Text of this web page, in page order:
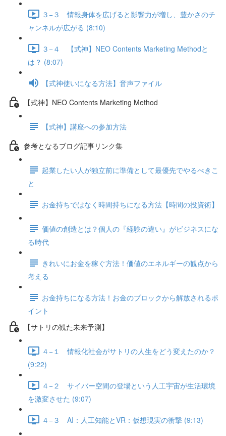
３−３ 情報身体を広げると影響力が増し、豊かさのチ
ャンネルが広がる (8:10)
３−４ 【式神】NEO Contents Marketing Methodと
は？ (8:07)
【式神使いになる方法】音声ファイル
【式神】NEO Contents Marketing Method
【式神】講座への参加方法
参考となるブログ記事リンク集
起業したい人が独立前に準備として最優先でやるべきこ
と
お金持ちではなく時間持ちになる方法【時間の投資術】
価値の創造とは？個人の『経験の違い』がビジネスにな
る時代
きれいにお金を稼ぐ方法！価値のエネルギーの観点から
考える
お金持ちになる方法！お金のブロックから解放されるポ
イント
【サトリの観た未来予測】
４−１ 情報化社会がサトリの人生をどう変えたのか？
(9:22)
４−２ サイバー空間の登場という人工宇宙が生活環境
を激変させた (9:07)
４−３ AI：人工知能とVR：仮想現実の衝撃 (9:13)